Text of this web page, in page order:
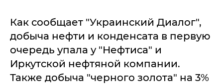
Как сообщает "Украинский Диалог",
добыча нефти и конденсата в первую
очередь упала у "Нефтиса" и
Иркутской нефтяной компании.
Также добыча "черного золота" на 3%